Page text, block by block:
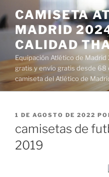
al
contenido
CAMISETA
MADRID
CALIDAD
Equipación Atlético de
gratis y envío gratis desde
camiseta del Atlético de
PUBLICADO
1 DE AGOSTO DE 2022
camisetas de
2019